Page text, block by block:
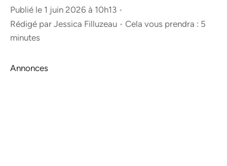
Publié le 1 juin 2026 à 10h13 •
Rédigé par Jessica Filluzeau • Cela vous prendra : 5
minutes
Annonces